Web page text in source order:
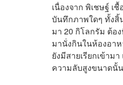
เนื่องจาก พิเชษฐ์ เ
บันทึกภาพใดๆ ทั้งสิ้
มา 20 กิโลกรัม ต้อ
มานั่งกินในห้องอา
ยังมีสายเรียกเข้าม
ความลับสูงขนาดนั้